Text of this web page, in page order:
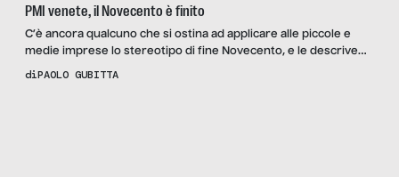
PMI venete, il Novecento è finito
C’è ancora qualcuno che si ostina ad applicare alle piccole e
medie imprese lo stereotipo di fine Novecento, e le descrive
come realtà dove l’innovazione è guidata dalla creatività
diPAOLO GUBITTA